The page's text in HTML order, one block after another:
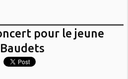
pour le jeune